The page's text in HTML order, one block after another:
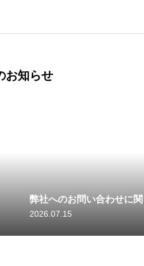
お知らせ
弊社へのお問い合わせに
2026.07.15